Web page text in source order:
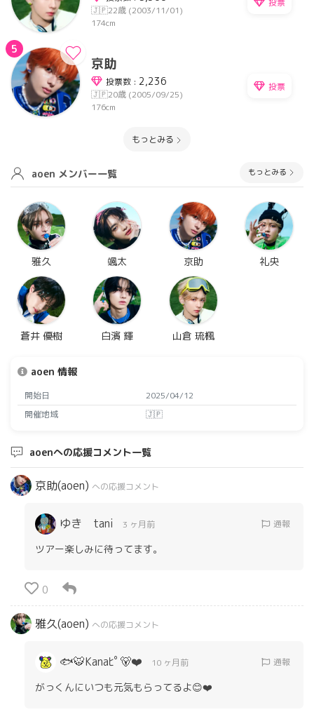
🇯🇵22歳 (2003/11/01)
174cm
5
京助
投票数 : 2,236
🇯🇵20歳 (2005/09/25)
176cm
投票
もっとみる
aoen メンバー一覧 もっとみる
雅久 颯太 京助 礼央
蒼井 優樹 白濱 輝 山倉 琉楓
aoen 情報
開始日
2025/04/12
開催地域
🇯🇵
aoenへの応援コメント一覧
京助(aoen) への応援コメント
ゆき tani 3 ヶ月前 通報
ツアー楽しみに待ってます。
0
雅久(aoen) への応援コメント
🐟🐯Kanaﾋﾟ🐻❤️ 10 ヶ月前 通報
がっくんにいつも元気もらってるよ😊❤️